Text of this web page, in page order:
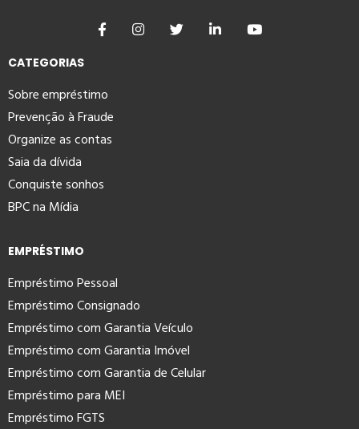
CATEGORIAS
Sobre empréstimo
Prevenção à Fraude
Organize as contas
Saia da dívida
Conquiste sonhos
BPC na Mídia
EMPRÉSTIMO
Empréstimo Pessoal
Empréstimo Consignado
Empréstimo com Garantia Veículo
Empréstimo com Garantia Imóvel
Empréstimo com Garantia de Celular
Empréstimo para MEI
Empréstimo FGTS